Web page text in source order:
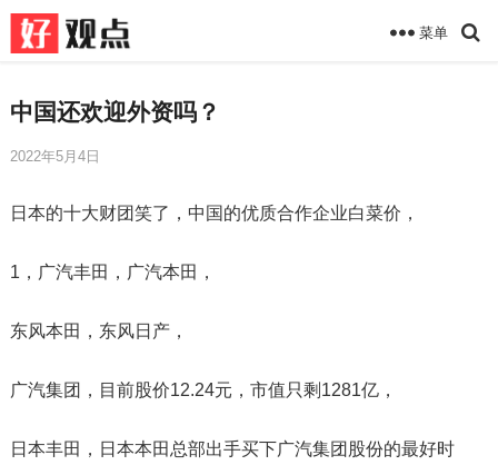
菜单
中国还欢迎外资吗？
2022年5月4日
日本的十大财团笑了，中国的优质合作企业白菜价，
1，广汽丰田，广汽本田，
东风本田，东风日产，
广汽集团，目前股价12.24元，市值只剩1281亿，
日本丰田，日本本田总部出手买下广汽集团股份的最好时